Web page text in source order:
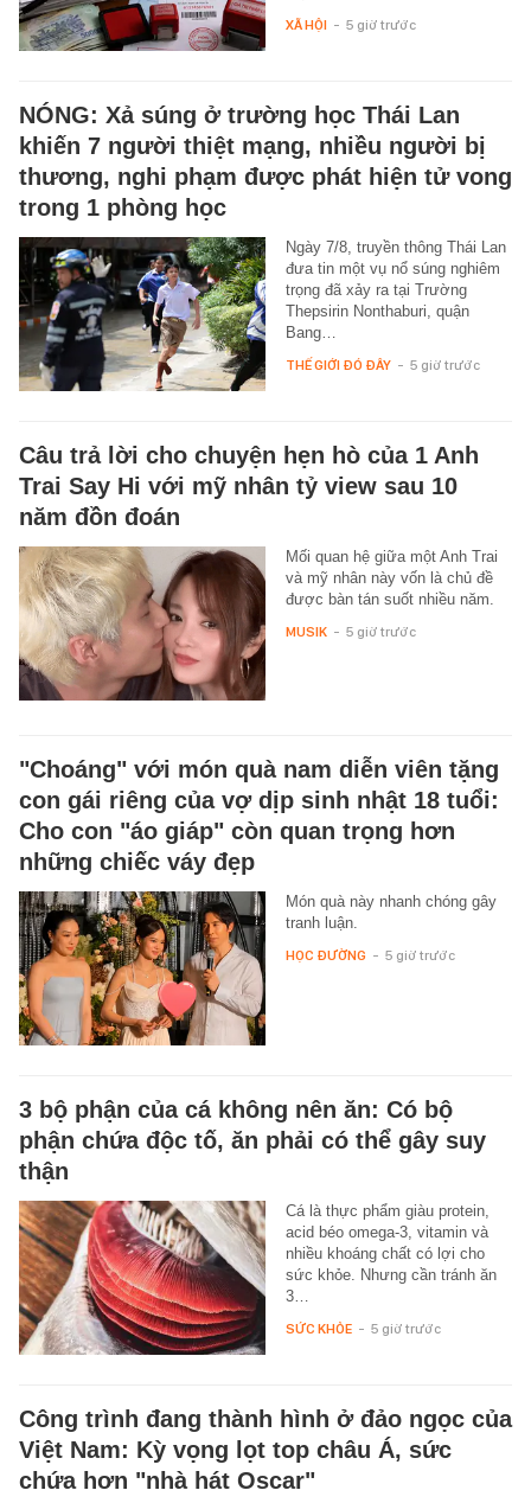
XÃ HỘI - 5 giờ trước
NÓNG: Xả súng ở trường học Thái Lan
khiến 7 người thiệt mạng, nhiều người bị
thương, nghi phạm được phát hiện tử vong
trong 1 phòng học
Ngày 7/8, truyền thông Thái Lan
đưa tin một vụ nổ súng nghiêm
trọng đã xảy ra tại Trường
Thepsirin Nonthaburi, quận
Bang…
THẾ GIỚI ĐÓ ĐÂY - 5 giờ trước
Câu trả lời cho chuyện hẹn hò của 1 Anh
Trai Say Hi với mỹ nhân tỷ view sau 10
năm đồn đoán
Mối quan hệ giữa một Anh Trai
và mỹ nhân này vốn là chủ đề
được bàn tán suốt nhiều năm.
MUSIK - 5 giờ trước
"Choáng" với món quà nam diễn viên tặng
con gái riêng của vợ dịp sinh nhật 18 tuổi:
Cho con "áo giáp" còn quan trọng hơn
những chiếc váy đẹp
Món quà này nhanh chóng gây
tranh luận.
HỌC ĐƯỜNG - 5 giờ trước
3 bộ phận của cá không nên ăn: Có bộ
phận chứa độc tố, ăn phải có thể gây suy
thận
Cá là thực phẩm giàu protein,
acid béo omega-3, vitamin và
nhiều khoáng chất có lợi cho
sức khỏe. Nhưng cần tránh ăn
3…
SỨC KHỎE - 5 giờ trước
Công trình đang thành hình ở đảo ngọc của
Việt Nam: Kỳ vọng lọt top châu Á, sức
chứa hơn "nhà hát Oscar"